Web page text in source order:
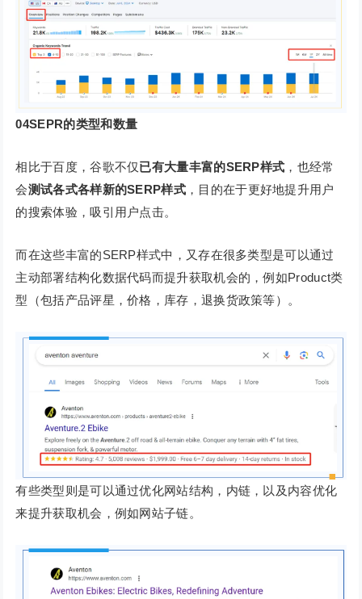
04SEPR的类型和数量
相比于百度，谷歌不仅已有大量丰富的SERP样式 ，也经常
会测试各式各样新的SERP样式 ，目的在于更好地提升用户
的搜索体验，吸引用户点击。
而在这些丰富的SERP样式中，又存在很多类型是可以通过
主动部署结构化数据代码而提升获取机会的，例如Product类
型（包括产品评星，价格，库存，退换货政策等）。
有些类型则是可以通过优化网站结构，内链，以及内容优化
来提升获取机会，例如网站子链。